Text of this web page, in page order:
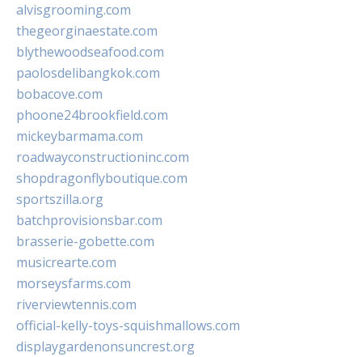
alvisgrooming.com
thegeorginaestate.com
blythewoodseafood.com
paolosdelibangkok.com
bobacove.com
phoone24brookfield.com
mickeybarmama.com
roadwayconstructioninc.com
shopdragonflyboutique.com
sportszilla.org
batchprovisionsbar.com
brasserie-gobette.com
musicrearte.com
morseysfarms.com
riverviewtennis.com
official-kelly-toys-squishmallows.com
displaygardenonsuncrest.org